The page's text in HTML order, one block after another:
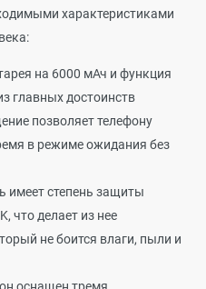
характеристиками
на 6000 мАч и функция
главных достоинств
позволяет телефону
в режиме ожидания без
имеет степень защиты
что делает из нее
не боится влаги, пыли и
оснащен тремя